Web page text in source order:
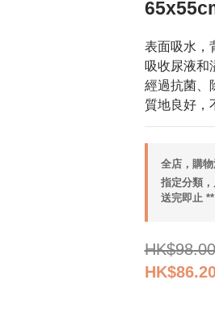
表面吸水，
吸收尿液和
經過抗菌、
質地良好，
全店，購物
指定分類
送完即止 **
HK$98.00